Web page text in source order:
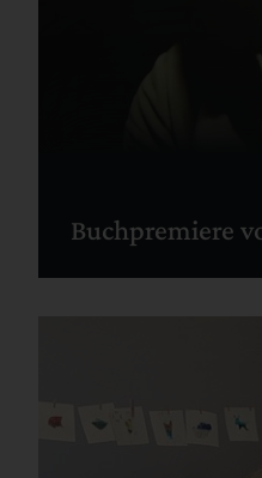
Buchpremiere